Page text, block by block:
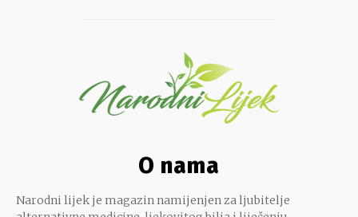
O nama
Narodni lijek je magazin namijenjen za ljubitelje